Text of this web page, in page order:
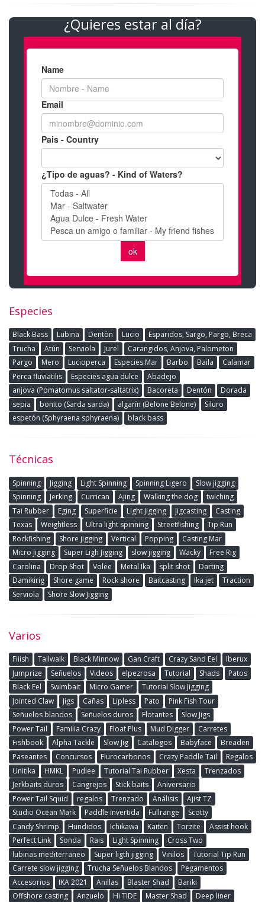
¿Quieres estar al día?
Especies
Black Bass Lubina Dentòn Lucio
Esparidos, Sargo, Pargo, Breca
Trucha
Atún Serviola Jurel
Carangidos, Anjova, Palometon
Pargo
Mero Lucioperca Especies Mar Barbo Baila
Calamar
Perca fluviatilis
Especies agua dulce
Abadejo
anjova (Pomatomus saltator-saltatrix)
Bacoreta Dentón
Dorada
sepia
bonito (Sarda sarda) algarín (Belone Belone)
Siluro
espetón (Sphyraena sphyraena)
black bass
Técnicas
Spinning Jigging Light Spinning Spinning Ligero
Slow jigging
Spinning
Jerking Currican Ajing Walking the dog
twiching
Tai Rubber
Eging Superficie Light Jigging Jigcasting
Casting
Texas
Weightless Ultra light spinning Streetfishing
Tip Run
Rockfishing
Shore jigging Vertical Popping
Casting Mar
Micro jigging
Super Ligh Jigging slow jigging Wacky
Free Rig
Carolina
Drop Shot Volee Metal Ika split shot
Darting
Damikirig
Shore game Rock shore Baitcasting Ika jet
Traction
Serviola
Shore Slow Jigging
Varios
Fiiish Tailwalk Black Minnow Gan Craft Crazy Sand Eel
Iberux
Jumprize
Señuelos Videos elpezrosa Tutorial Shads
Patos
Black Eel
Swimbait Micro Gamer
Tutorial Slow Jigging
Jointed Claw
Jigs Cañas Lipless Pato
Pink Fish Tour
Señuelos blandos
Señuelos duros Flotantes
Slow Jigs
Power Tail
Familia Crazy Float Plus Mud Digger
Carretes
Fishbook
Alpha Tackle Slow Jig Catalogos Babyface
Breaden
Paseantes
Concursos Flurocarbonos Crazy Paddle Tail
Regalos
Unitika
HMKL Pudlee Tutorial Tai Rubber Xesta
Trenzados
Jerkbaits duros
Cangrejos Stick baits
Aniversario
Power Tail Squid
regalos Trenzado Análisis
Ajist TZ
Studio Ocean Mark
Paddle invertida Fullrange
Scotty
Candy Shrimp
Hundidos Ichikawa Kaiten Torzite
Assist hook
Perfect Link
Sonda Rais Light Spinning
Cross Two
lubinas mediterraneo
Super ligth jigging Vinilos
Tutorial Tip Run
Carrete slow jigging
Trucha Señuelos Blandos
Pegamentos
Accesorios
IKA 2021 Anillas Blaster Shad
Bariki
Offshore casting
Anzuelo Hi TIDE Master Shad
Deep liner